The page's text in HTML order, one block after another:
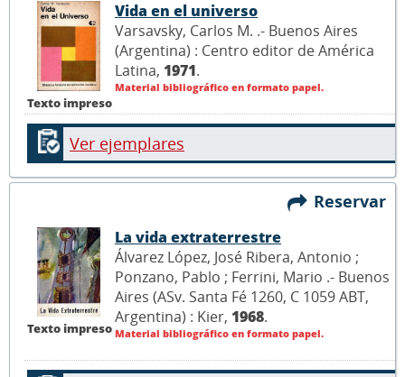
Texto impreso
Vida en el universo
Varsavsky, Carlos M. .- Buenos Aires
(Argentina) : Centro editor de América
Latina, 1971.
Material bibliográfico en formato papel.
Ver ejemplares
Reservar
Texto impreso
La vida extraterrestre
Álvarez López, José Ribera, Antonio ;
Ponzano, Pablo ; Ferrini, Mario .- Buenos
Aires (ASv. Santa Fé 1260, C 1059 ABT,
Argentina) : Kier, 1968.
Material bibliográfico en formato papel.